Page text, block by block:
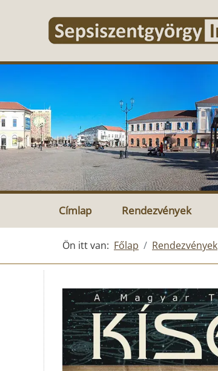
Címlap Rendezvények
Ön itt van: Főlap Rendezvények